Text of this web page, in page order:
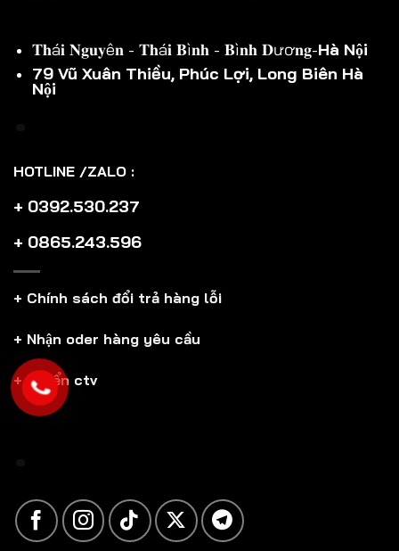
𝐓𝐡á𝐢 𝐍𝐠𝐮𝐲ê𝐧 - 𝐓𝐡á𝐢 𝐁ì𝐧𝐡 - 𝐁ì𝐧𝐡 𝐃ươ𝐧𝐠-Hà Nội
79 Vũ Xuân Thiều, Phúc Lợi, Long Biên Hà
Nội
HOTLINE /ZALO :
+ 0392.530.237
+ 0865.243.596
+ Chính sách đổi trả hàng lỗi
+ Nhận oder hàng yêu cầu
+ Tuyển ctv